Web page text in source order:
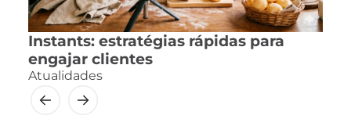
Instants: estratégias rápidas para
engajar clientes
Atualidades